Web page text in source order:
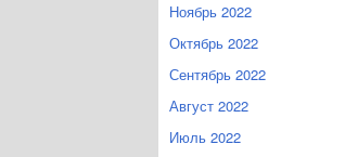
Ноябрь 2022
Октябрь 2022
Сентябрь 2022
Август 2022
Июль 2022